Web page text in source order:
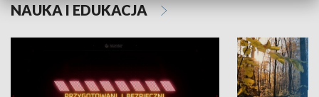
NAUKA I EDUKACJA